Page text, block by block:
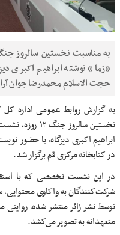
«رَما» نوشته ابراهیم اکبری
حجت الاسلام محمدرضا جوان
به گزارش روابط عمومی اداره
نخستین
ابراهیم اکبری دیزگاه، با حضور
در کتابخانه مرکزی قم برگزار شد.
در این نشست تخصصی که با
شرکت‌کنندگان به واکاوی محتوایی،
متعهدانه به تصویر می‌کشد.